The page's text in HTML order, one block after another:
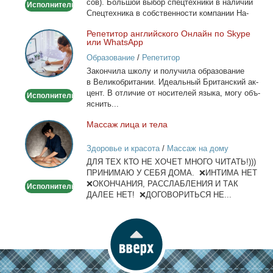
Исполнитель
сов). Боль­шой вы­бор спец­тех­ни­ки в на­ли­чии
Спец­тех­ни­ка в соб­ствен­но­сти ком­па­нии На­
Репетитор
английского
Онлайн
по
или
Исполнитель
Ре­пе­ти­тор ан­глий­ско­го Он­лайн по Skype
или WhatsApp
Образование/ Репетитор
За­кон­чи­ла шко­лу и по­лу­чи­ла об­ра­зо­ва­ние
в Ве­ли­ко­бри­та­нии. Иде­аль­ный Бри­тан­ский ак­
цент. В от­ли­чие от но­си­те­лей язы­ка, мо­гу объ­
яс­нить...
Массаж
лица
и
тела
Исполнитель
Мас­саж ли­ца и те­ла
Здоровье и красота/ Массаж на дому
ДЛЯ ТЕХ КТО НЕ ХОЧЕТ МНОГО ЧИТАТЬ!)))
ПРИНИМАЮ У СЕБЯ ДОМА. ❌ИНТИМА НЕТ
❌ОКОНЧАНИЯ, РАССЛАБЛЕНИЯ И ТАК
ДАЛЕЕ НЕТ! ❌ДОГОВОРИТЬСЯ НЕ...